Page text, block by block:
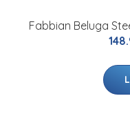
Fabbian Beluga